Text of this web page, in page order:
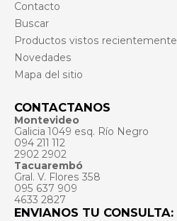
Contacto
Buscar
Productos vistos recientemente
Novedades
Mapa del sitio
CONTACTANOS
Montevideo
Galicia 1049 esq. Río Negro
094 211 112
2902 2902
Tacuarembó
Gral. V. Flores 358
095 637 909
4633 2827
ENVIANOS TU CONSULTA: